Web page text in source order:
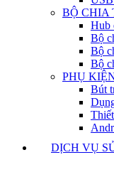
BỘ CHIA
Hub
Bộ
Bộ
Bộ
PHỤ
Bút
DỊCH VỤ